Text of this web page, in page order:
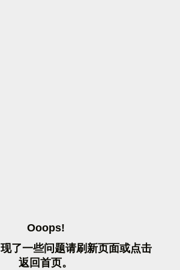
OOOPS!
现了一些问题请刷 新页面或点击
返 回首页。